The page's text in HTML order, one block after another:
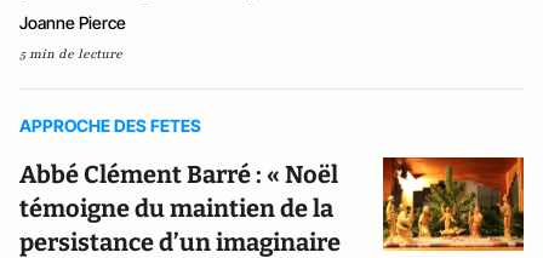
Joanne Pierce
5 min de lecture
APPROCHE DES FETES
Abbé Clément Barré : « Noël
témoigne du maintien de la
persistance d’un imaginaire